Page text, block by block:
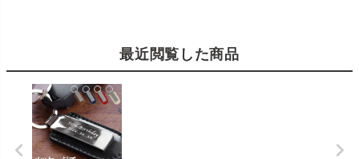
最近閲覧した商品